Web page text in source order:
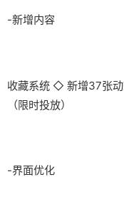
-新增内容
收藏系统 ◇ 新增37张
（限时投放）
-界面优化